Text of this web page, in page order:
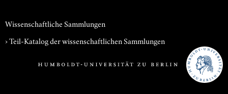
Wissenschaftliche Sammlungen
› Teil-Katalog der wissenschaftlichen Sammlungen